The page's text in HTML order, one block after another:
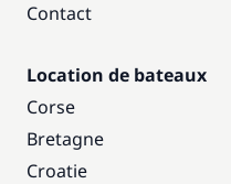
Contact
Location de bateaux
Corse
Bretagne
Croatie